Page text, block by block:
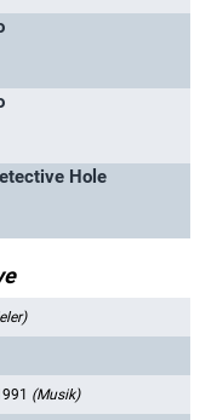
Hole
(Musik)